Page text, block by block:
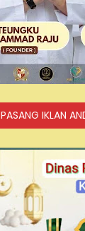
PASANG IKLAN